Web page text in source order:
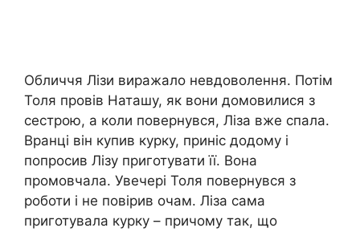
Обличчя Лізи виражало невдоволення. Потім
Толя провів Наташу, як вони домовилися з
сестрою, а коли повернувся, Ліза вже спала.
Вранці він купив курку, приніс додому і
попросив Лізу приготувати її. Вона
промовчала. Увечері Толя повернувся з
роботи і не повірив очам. Ліза сама
приготувала курку – причому так, що